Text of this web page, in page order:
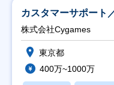
カスタマーサポート
株式会社Cygames
東京都
400万~1000万